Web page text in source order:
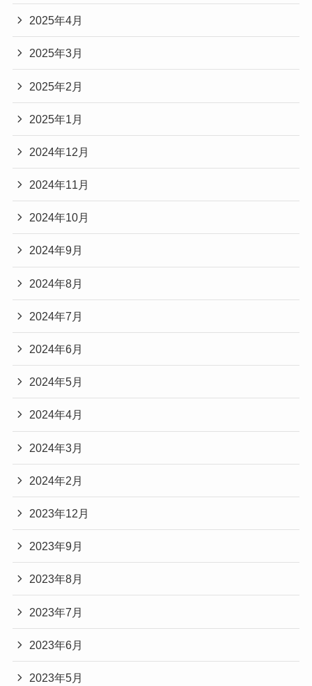
2025年4月
2025年3月
2025年2月
2025年1月
2024年12月
2024年11月
2024年10月
2024年9月
2024年8月
2024年7月
2024年6月
2024年5月
2024年4月
2024年3月
2024年2月
2023年12月
2023年9月
2023年8月
2023年7月
2023年6月
2023年5月